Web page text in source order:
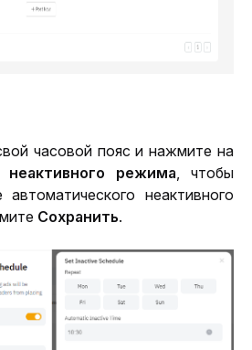
режима , чтобы
автоматического неактивного
Сохранить.